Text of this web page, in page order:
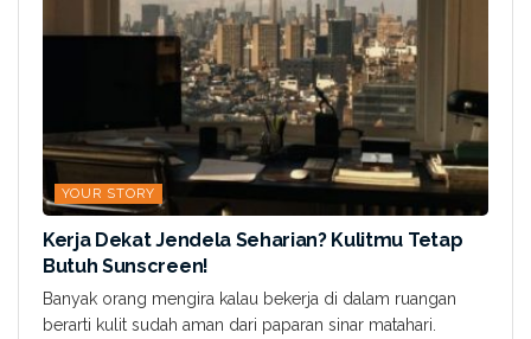
YOUR STORY
Kerja Dekat Jendela Seharian? Kulitmu Tetap
Butuh Sunscreen!
Banyak orang mengira kalau bekerja di dalam ruangan
berarti kulit sudah aman dari paparan sinar matahari.